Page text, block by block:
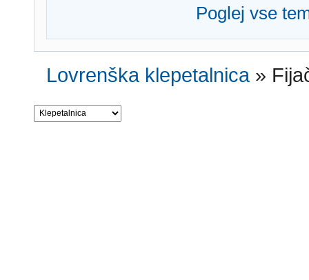
Poglej vse
Lovrenška klepetalnica »